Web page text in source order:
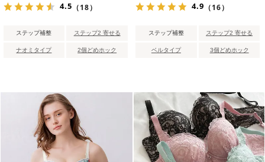
4.5 （18）
ステップ補整 ステップ2 寄せる
ナオミタイプ 2個どめホック
4.9 （16）
ステップ補整 ステップ2 寄せる
ベルタイプ 3個どめホック